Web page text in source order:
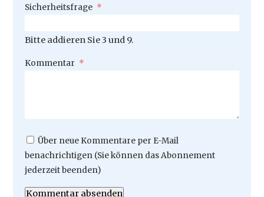
Pflichtfeld
Sicherheitsfrage *
Bitte addieren Sie 3 und 9.
Pflichtfeld
Kommentar *
Über neue Kommentare per E-Mail
benachrichtigen (Sie können das Abonnement
jederzeit beenden)
Kommentar absenden